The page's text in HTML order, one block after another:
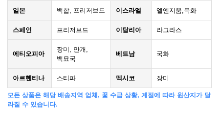
일본 백합, 프리저브드 이스라엘 엘엔지움,목화
스페인 프리저브드 이탈리아 라그라스
에티오피아
장미, 안개,
백묘국
베트남 국화
아르헨티나 스티파 멕시코 장미
모든 상품은 해당 배송지역 업체, 꽃 수급 상황, 계절에 따라 원산지가 달
라질 수 있습니다.